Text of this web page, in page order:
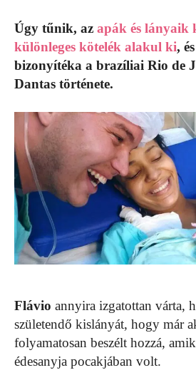
Úgy tűnik, az apák és lányaik
különleges kötelék alakul ki,
bizonyítéka a brazíliai Rio de
Dantas története.
Flávio annyira izgatottan várta,
születendő kislányát, hogy már
folyamatosan beszélt hozzá,
édesanyja pocakjában volt.